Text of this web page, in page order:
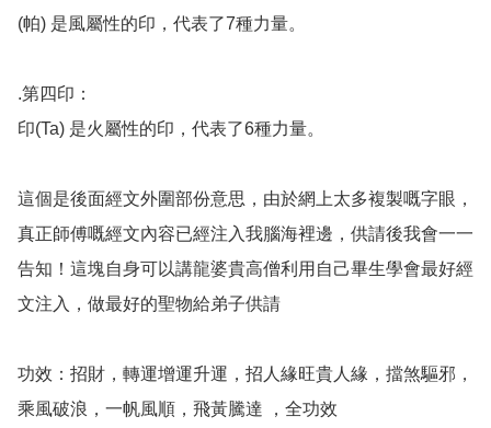
(帕) 是風屬性的印，代表了7種力量。
.第四印：
印(Ta) 是火屬性的印，代表了6種力量。
這個是後面經文外圍部份意思，由於網上太多複製嘅字眼，
真正師傅嘅經文內容已經注入我腦海裡邊，供請後我會一一
告知！這塊自身可以講龍婆貴高僧利用自己畢生學會最好經
文注入，做最好的聖物給弟子供請
功效：招財，轉運增運升運，招人緣旺貴人緣，擋煞驅邪，
乘風破浪，一帆風順，飛黃騰達 ，全功效